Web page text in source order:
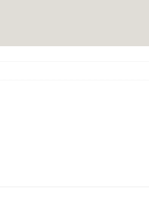
« Canard enchaîné », Bally Bagayoko visé